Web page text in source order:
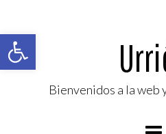
Abrir barra de herramientas
contenido
Bienvenidos a la web